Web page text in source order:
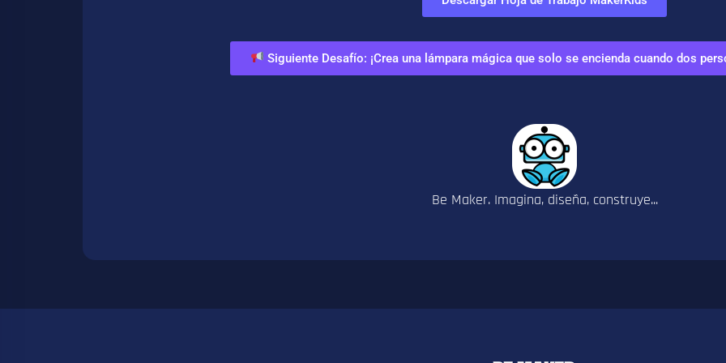
Siguiente Desafío: ¡Crea una lámpara mágica que solo se encienda cuando dos
Be Maker. Imagina, diseña, construye...